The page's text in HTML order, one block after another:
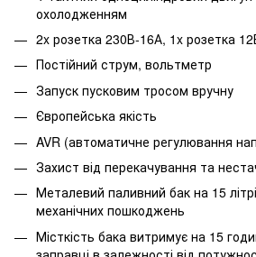
охолодженням
2x розетка 230В-16А, 1x розетка
Постійний струм, вольтметр
Запуск пусковим тросом вручну
Європейська якість
AVR (автоматичне регулювання
Захист від перекачування та
Металевий паливний бак на 15
механічних пошкоджень
Місткість бака витримує на 15